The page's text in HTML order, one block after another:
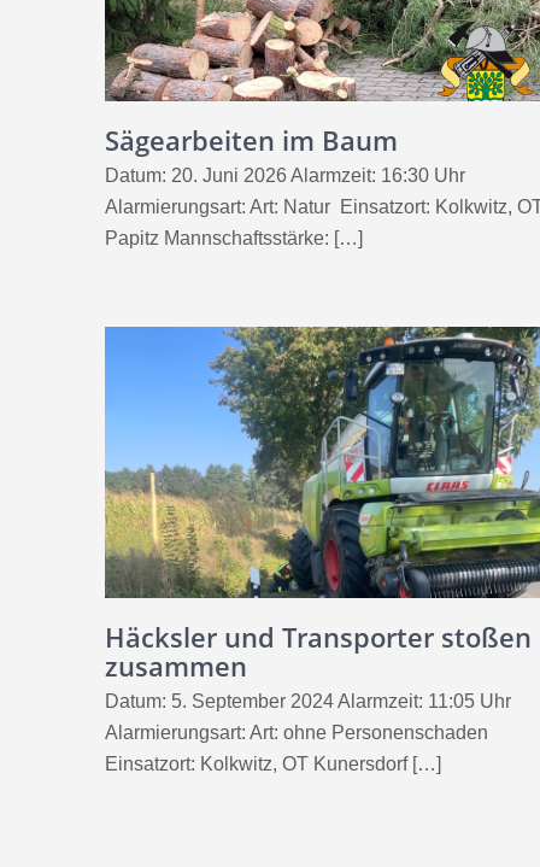
Sägearbeiten im Baum
Datum: 20. Juni 2026 Alarmzeit: 16:30 Uhr
Alarmierungsart: Art: Natur Einsatzort: Kolkwitz,
Papitz Mannschaftsstärke: […]
Häcksler und Transporter stoßen
zusammen
Datum: 5. September 2024 Alarmzeit: 11:05 Uhr
Alarmierungsart: Art: ohne Personenschaden
Einsatzort: Kolkwitz, OT Kunersdorf […]